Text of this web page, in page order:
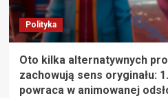
Polityka
Oto kilka alternatywnych
zachowują sens oryginału:
powraca w animowanej